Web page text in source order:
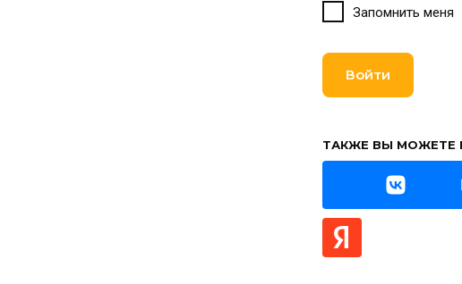
Запомнить меня
Войти
ТАКЖЕ ВЫ МОЖЕТЕ